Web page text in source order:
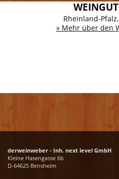
Rheinland-
» Mehr über den
derweinweber - Inh. next level GmbH
Kleine Hasengasse 6b
D-64625 Bensheim